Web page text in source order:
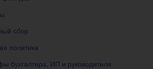
сбор
политика
бухгалтера, ИП и руководителя